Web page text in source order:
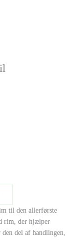
til den allerførste
rim, der hjælper
del af handlingen,